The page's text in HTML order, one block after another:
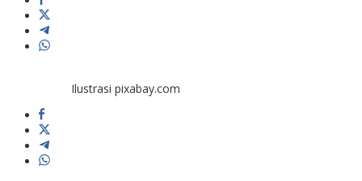
Ilustrasi pixabay.com